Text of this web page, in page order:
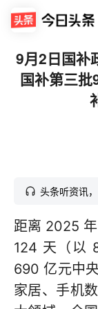
9月2日国补
国补第三
头条听资讯
距离 2025
124 天（以
690 亿元中
家居、手机